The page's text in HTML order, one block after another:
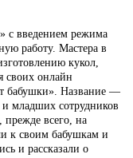
с введением режима
работу. Мастера в
кукол,
онлайн
бабушки». Название —
и младших сотрудников
прежде всего, на
к своим бабушкам и
и рассказали о